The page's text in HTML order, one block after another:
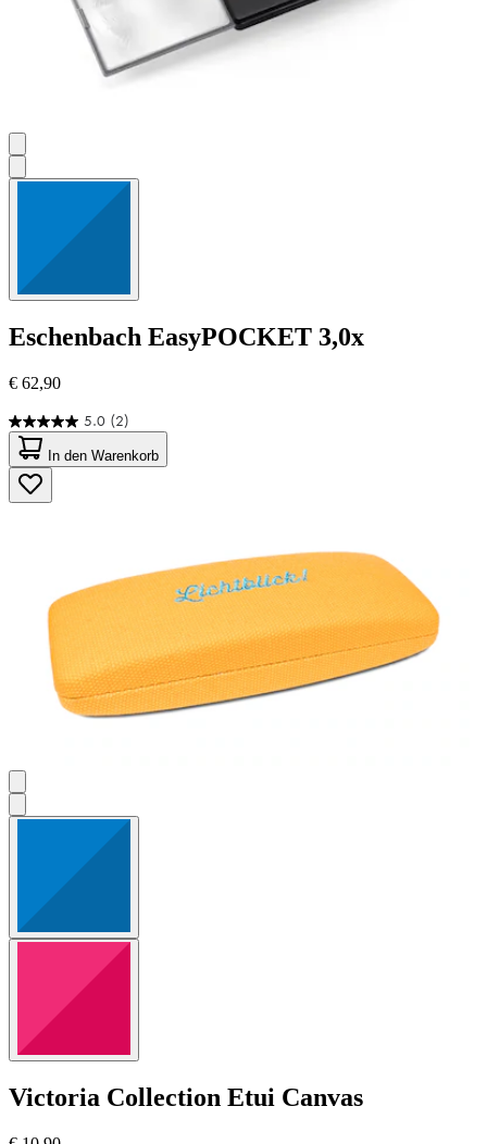
Eschenbach EasyPOCKET 3,0x
€ 62,90
5.0 (2)
5.0
von
5
Sternen.
2
In den Warenkorb
Victoria Collection Etui Canvas